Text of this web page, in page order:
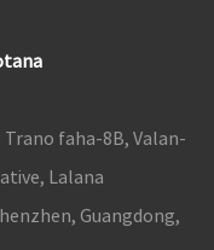
faha-8B, Valan-
Lalana
Guangdong,